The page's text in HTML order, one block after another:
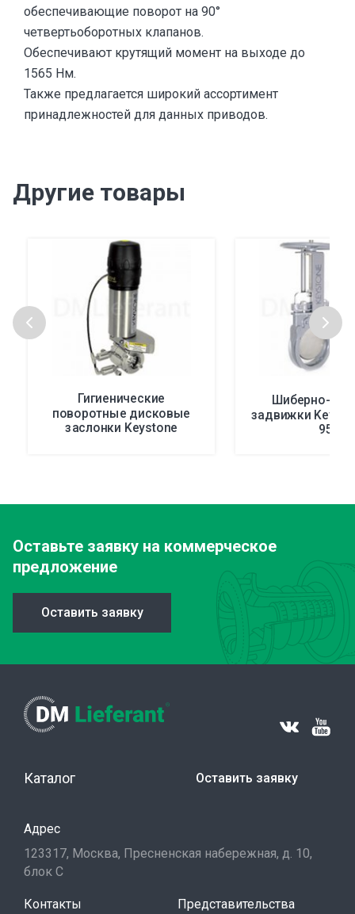
обеспечивающие поворот на 90°
четвертьоборотных клапанов.
Обеспечивают крутящий момент на выходе до
1565 Нм.
Также предлагается широкий ассортимент
принадлежностей для данных приводов.
Другие товары
Гигиенические
поворотные дисковые
заслонки Keystone
Шиберно-
задвижки
951
Оставьте заявку на коммерческое
предложение
Оставить заявку
Каталог Оставить заявку
Адрес
123317, Москва, Пресненская набережная, д. 10,
блок С
Контакты Представительства